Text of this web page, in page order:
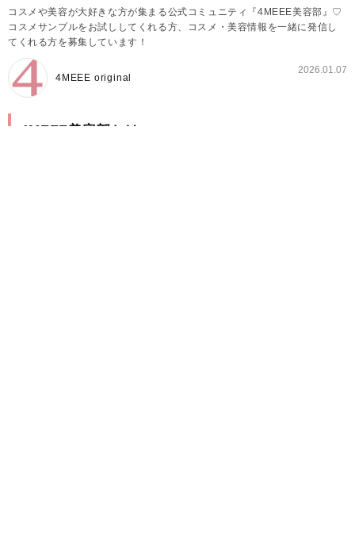
コスメや美容が大好きな方が集まる公式コミュニティ『4MEEE美容部』♡
コスメサンプルをお試ししてくれる方、コスメ・美容情報を一緒に発信し
てくれる方を募集しています！
4MEEE original
2026.01.07
4MEEE美容部とは